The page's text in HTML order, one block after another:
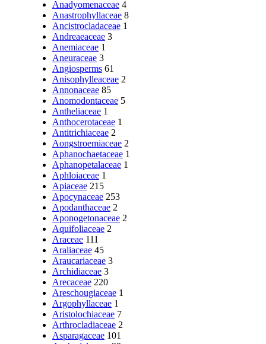
Anadyomenaceae 4
Anastrophyllaceae 8
Ancistrocladaceae 1
Andreaeaceae 3
Anemiaceae 1
Aneuraceae 3
Angiosperms 61
Anisophylleaceae 2
Annonaceae 85
Anomodontaceae 5
Antheliaceae 1
Anthocerotaceae 1
Antitrichiaceae 2
Aongstroemiaceae 2
Aphanochaetaceae 1
Aphanopetalaceae 1
Aphloiaceae 1
Apiaceae 215
Apocynaceae 253
Apodanthaceae 2
Aponogetonaceae 2
Aquifoliaceae 2
Araceae 111
Araliaceae 45
Araucariaceae 3
Archidiaceae 3
Arecaceae 220
Areschougiaceae 1
Argophyllaceae 1
Aristolochiaceae 7
Arthrocladiaceae 2
Asparagaceae 101